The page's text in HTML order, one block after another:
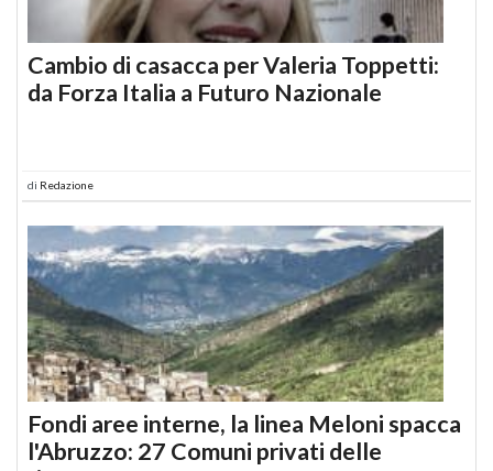
Cambio di casacca per Valeria Toppetti:
da Forza Italia a Futuro Nazionale
di Redazione
Fondi aree interne, la linea Meloni spacca
l'Abruzzo: 27 Comuni privati delle